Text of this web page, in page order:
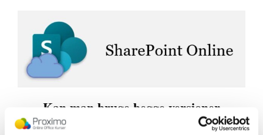
Kan man bruge begge versioner